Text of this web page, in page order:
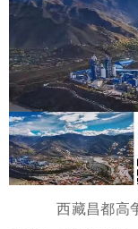
西藏昌都高